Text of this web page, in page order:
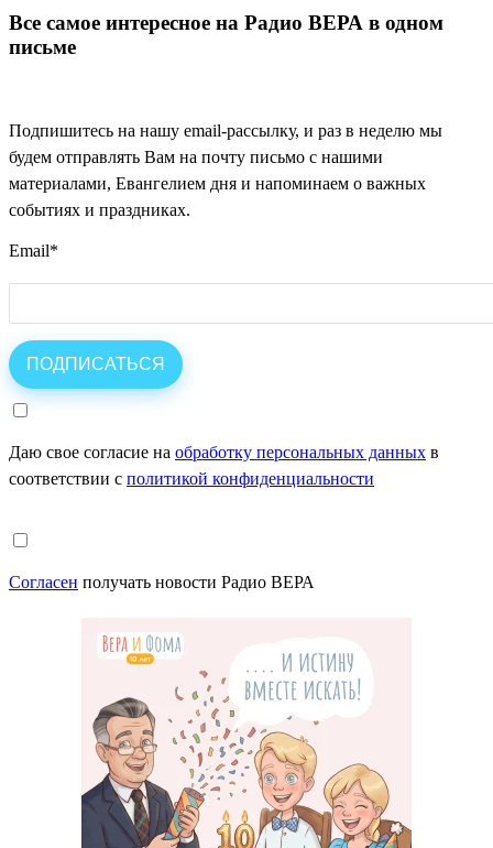
Все самое интересное на Радио ВЕРА в одном
письме
Подпишитесь на нашу email-рассылку, и раз в неделю мы
будем отправлять Вам на почту письмо с нашими
материалами, Евангелием дня и напоминаем о важных
событиях и праздниках.
Email*
Даю свое согласие на обработку персональных данных в
соответствии с политикой конфиденциальности
Согласен получать новости Радио ВЕРА